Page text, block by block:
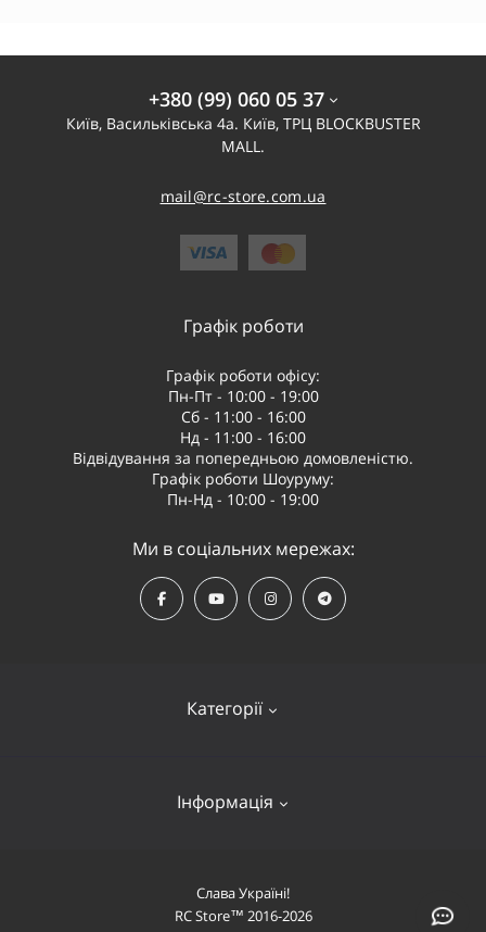
+380 (99) 060 05 37
Київ, Васильківська 4а. Київ, ТРЦ BLOCKBUSTER
MALL.
mail@rc-store.com.ua
Категорії
Квадрокоптери
Літаки
Інформація
Оплата і доставка
Про компанію
Графік роботи
Графік роботи офісу:
Пн-Пт - 10:00 - 19:00
Сб - 11:00 - 16:00
Нд - 11:00 - 16:00
Відвідування за попередньою домовленістю.
Графік роботи Шоуруму:
Пн-Нд - 10:00 - 19:00
Ми в соціальних мережах:
Слава Україні!
RC Store™ 2016-2026